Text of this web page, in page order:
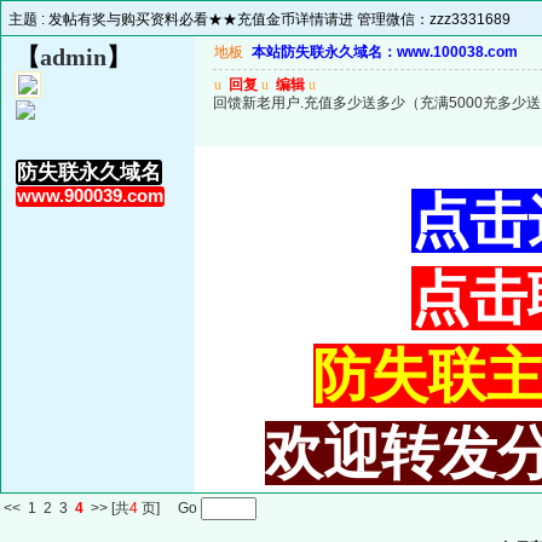
主题 : 发帖有奖与购买资料必看★★充值金币详情请进 管理微信：zzz3331689
【admin】
防失联永久域名
www.900039.com
地板 本站防失联永久域名：www.100038.com
u 回复 u 编辑 u
回馈新老用户.充值多少送多少（充满5000充多少
点
点
防失联
欢迎转发
<< 1 2 3 4 >> [共4 页] Go